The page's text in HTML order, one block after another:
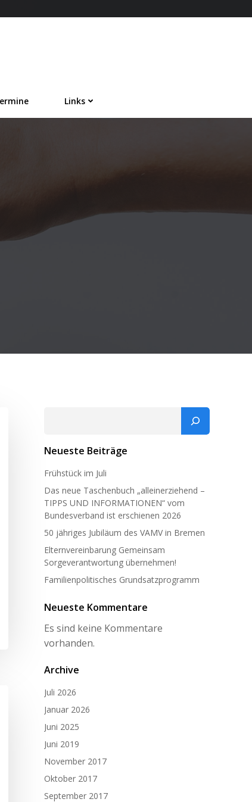
Links
Neueste Beiträge
Frühstück im Juli
Das neue Taschenbuch „alleinerziehend –
TIPPS UND INFORMATIONEN“ vom
Bundesverband ist erschienen 2026
50 jähriges Jubiläum des VAMV in Bremen
Elternvereinbarung Gemeinsam
Sorgeverantwortung übernehmen!
Familienpolitisches Grundsatzprogramm
Neueste Kommentare
Es sind keine Kommentare
vorhanden.
Archive
Juli 2026
Januar 2026
Juni 2025
Juni 2019
November 2017
Oktober 2017
September 2017